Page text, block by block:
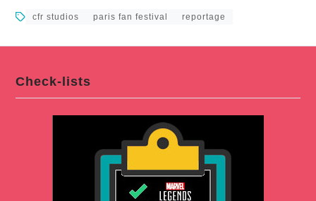
cfr studios paris fan festival reportage
Check-lists